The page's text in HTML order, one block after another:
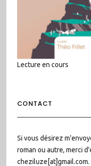
Lecture en cours
CONTACT
Si vous désirez
roman ou autre, merci
cheziluze[at]gmail.com.